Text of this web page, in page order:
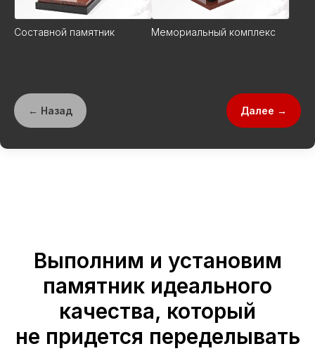
Составной памятник Мемориальный комплекс
← Назад Далее →
Выполним и установим
памятник идеального
качества, который
не придется переделывать